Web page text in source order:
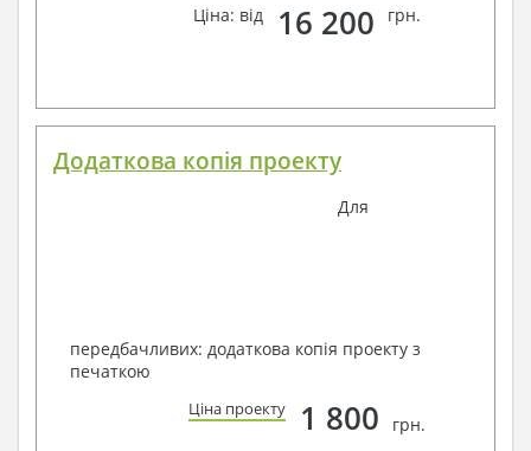
Ціна: від 16 200 грн.
Додаткова копія проекту
Для
передбачливих: додаткова копія проекту з
печаткою
Ціна проекту 1 800 грн.